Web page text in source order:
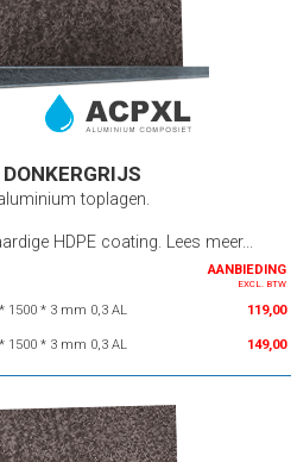
toplagen.
HDPE coating. Lees meer...
AANBIEDING
EXCL. BTW
1500 * 3 mm 0,3 AL 119,00
1500 * 3 mm 0,3 AL 149,00